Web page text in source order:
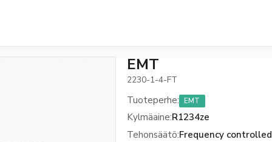
EMT
2230-1-4-FT
Tuoteperhe: EMT
Kylmäaine:R1234ze
Tehonsäätö:Frequency controlled